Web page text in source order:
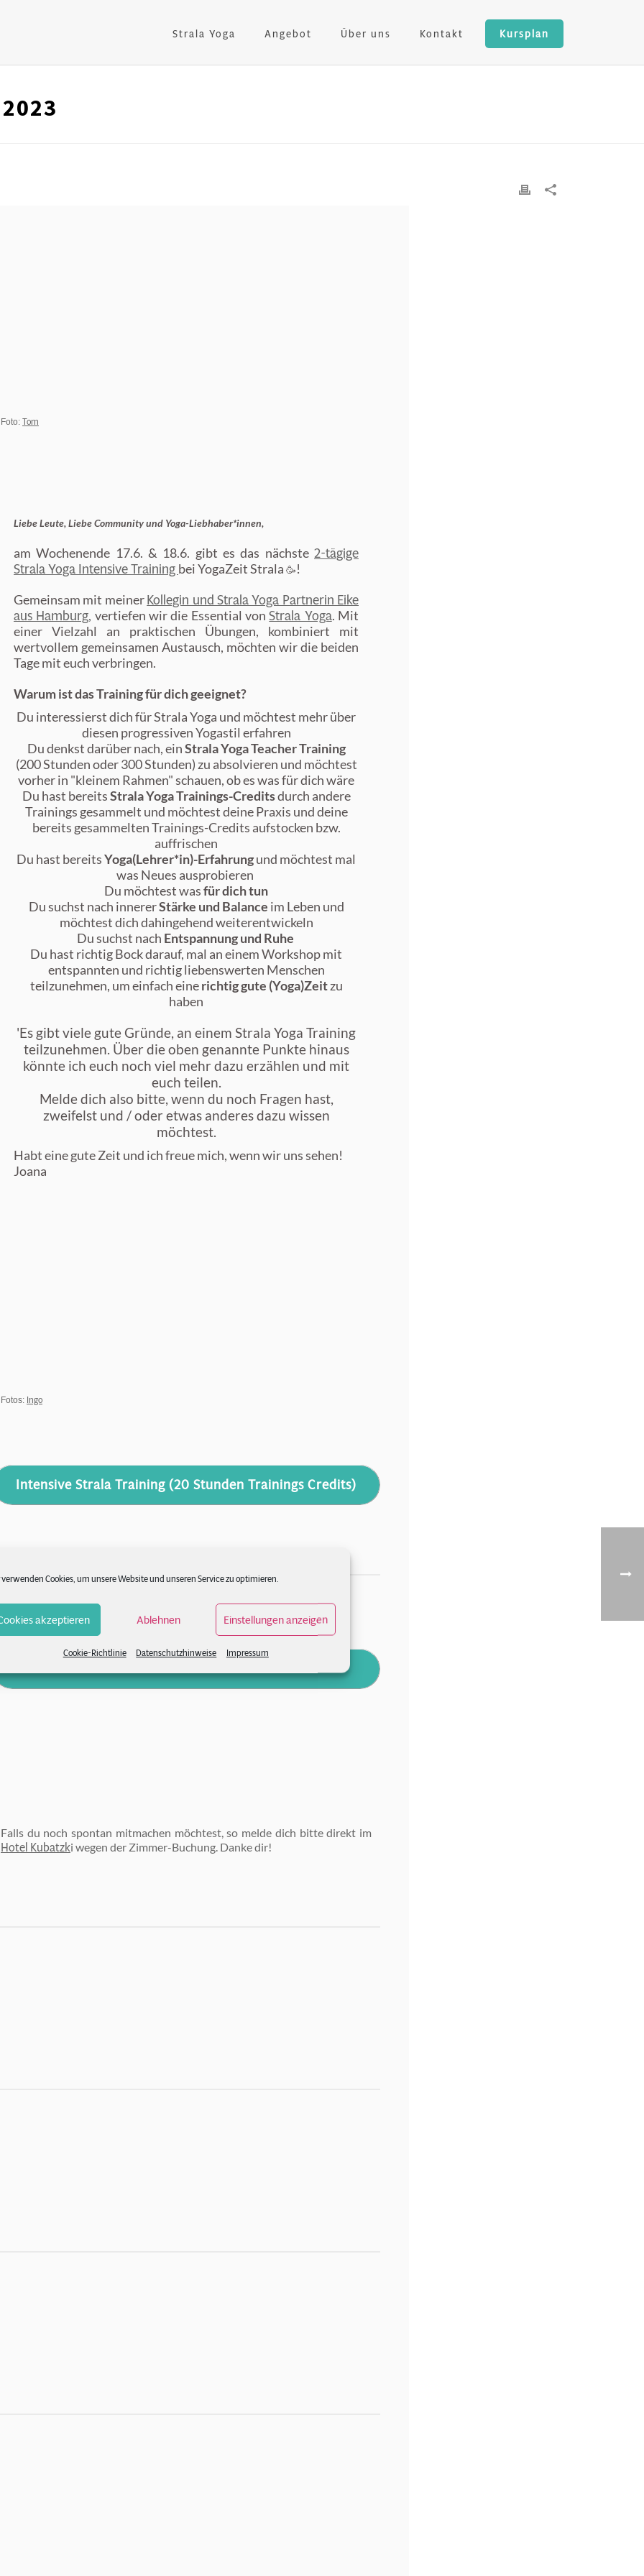
Cookies, um unsere Website und unseren Service zu optimieren.
akzeptieren Ablehnen Einstellungen anzeigen
Cookie-Richtlinie Datenschutzhinweise Impressum
Strala Yoga Angebot Über uns Kontakt Kursplan
Foto: Tom
Liebe Leute, Liebe Community und Yoga-Liebhaber*innen,
am Wochenende 17.6. & 18.6. gibt es das nächste 2-tägige
Strala Yoga Intensive Training bei YogaZeit Strala 🥳!
Gemeinsam mit meinerKollegin und Strala Yoga Partnerin Eike
aus Hamburg, vertiefen wir die Essential vonStrala Yoga. Mit
einer Vielzahl an praktischen Übungen, kombiniert mit
wertvollem gemeinsamen Austausch, möchten wir die beiden
Tage mit euch verbringen.
Warum ist das Training für dich geeignet?
Du interessierst dich für Strala Yoga und möchtest mehr über
diesen progressiven Yogastil erfahren
Du denkst darüber nach, einStrala Yoga Teacher Training
(200 Stunden oder 300 Stunden) zu absolvieren und möchtest
vorher in "kleinem Rahmen" schauen, ob es was für dich wäre
Du hast bereitsStrala Yoga Trainings-Creditsdurch andere
Trainings gesammelt und möchtest deine Praxis und deine
bereits gesammelten Trainings-Credits aufstocken bzw.
auffrischen
Du hast bereitsYoga(Lehrer*in)-Erfahrungund möchtest mal
was Neues ausprobieren
Du möchtest wasfür dich tun
Du suchst nach innererStärke und Balance im Leben und
möchtest dich dahingehend weiterentwickeln
Du suchst nach Entspannung und Ruhe
Du hast richtig Bock darauf, mal an einem Workshop mit
entspannten und richtig liebenswerten Menschen
teilzunehmen, um einfach einerichtig gute (Yoga)Zeitzu
haben
'Es gibt viele gute Gründe, an einem Strala Yoga Training
teilzunehmen. Über die oben genannte Punkte hinaus
könnte ich euch noch viel mehr dazu erzählen und mit
euch teilen.
Melde dich also bitte, wenn du noch Fragen hast,
zweifelst und / oder etwas anderes dazu wissen
möchtest.
Habt eine gute Zeit und ich freue mich, wenn wir uns sehen!
Joana
Fotos: Ingo
Intensive Strala Training (20 Stunden Trainings Credits)
Events
Falls du noch spontan mitmachen möchtest, so melde dich bitte direkt im
Hotel Kubatzki wegen der Zimmer-Buchung. Danke dir!